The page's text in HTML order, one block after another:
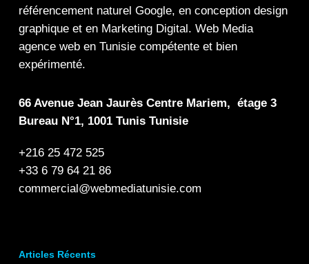
référencement naturel Google, en conception design
graphiqueet en Marketing Digital. Web Media
agence web en Tunisie compétente et bien
expérimenté.
66 Avenue Jean Jaurès Centre Mariem, étage 3
Bureau N°1, 1001 Tunis Tunisie
+216 25 472 525
+33 6 79 64 21 86
commercial@webmediatunisie.com
Articles Récents